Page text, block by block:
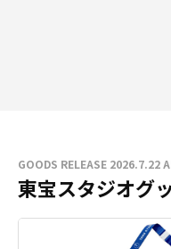
GOODS RELEASE 2026.7.22
東宝スタジオグ